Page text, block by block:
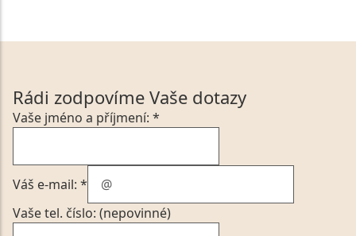
Rádi zodpovíme Vaše dotazy
Vaše jméno a příjmení: *
Váš e-mail: *
Vaše tel. číslo: (nepovinné)